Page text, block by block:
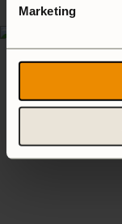
Marketing